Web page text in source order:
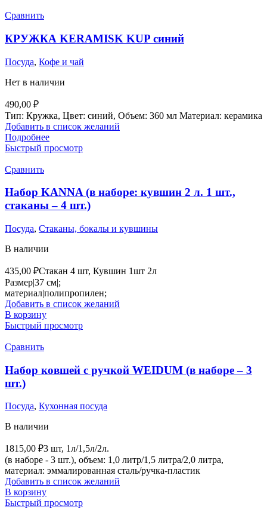
Сравнить
КРУЖКА KERAMISK KUP синий
Посуда, Кофе и чай
Нет в наличии
490,00 ₽
Тип: Кружка, Цвет: синий, Объем: 360 мл Материал: керамика
Добавить в список желаний
Подробнее
Быстрый просмотр
Сравнить
Набор KANNA (в наборе: кувшин 2 л. 1 шт.,
стаканы – 4 шт.)
Посуда, Стаканы, бокалы и кувшины
В наличии
435,00 ₽Стакан 4 шт, Кувшин 1шт 2л
Размер|37 см|;
материал|полипропилен;
Добавить в список желаний
В корзину
Быстрый просмотр
Сравнить
Набор ковшей с ручкой WEIDUM (в наборе – 3
шт.)
Посуда, Кухонная посуда
В наличии
1815,00 ₽3 шт, 1л/1,5л/2л.
(в наборе - 3 шт.), объем: 1,0 литр/1,5 литра/2,0 литра,
материал: эммалированная сталь/ручка-пластик
Добавить в список желаний
В корзину
Быстрый просмотр